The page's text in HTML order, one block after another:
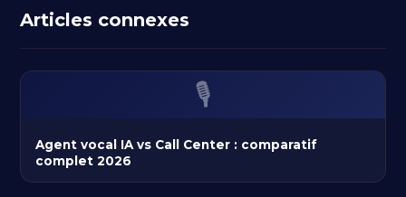
Articles connexes
🎙️
Agent vocal IA vs Call Center : comparatif
complet 2026